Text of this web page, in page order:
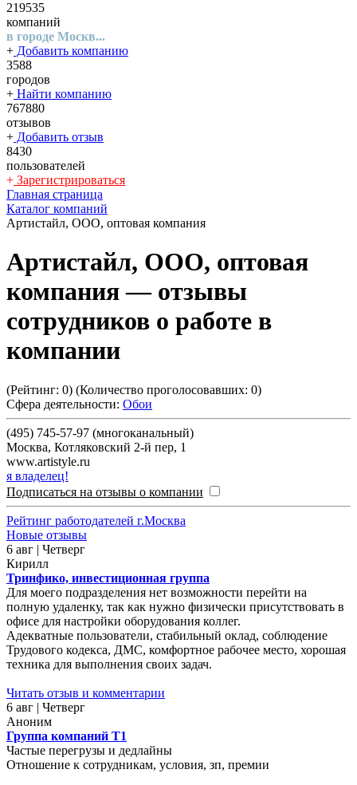
219535
компаний
в городе Москв...
+ Добавить компанию
3588
городов
+ Найти компанию
767880
отзывов
+ Добавить отзыв
8430
пользователей
+ Зарегистрироваться
Главная страница
Каталог компаний
Артистайл, ООО, оптовая компания
Артистайл, ООО, оптовая
компания— отзывы
сотрудников о работе в
компании
(Рейтинг: 0) (Количество проголосовавших: 0)
Сфера деятельности: Обои
(495) 745-57-97 (многоканальный)
Москва, Котляковский 2-й пер, 1
www.artistyle.ru
я владелец!
Подписаться на отзывы о компании
Рейтинг работодателей г.Москва
Новые отзывы
6 авг | Четверг
Кирилл
Тринфико, инвестиционная группа
Для моего подразделения нет возможности перейти на
полную удаленку, так как нужно физически присутствовать в
офисе для настройки оборудования коллег.
Адекватные пользователи, стабильный оклад, соблюдение
Трудового кодекса, ДМС, комфортное рабочее место, хорошая
техника для выполнения своих задач.
Читать отзыв и комментарии
6 авг | Четверг
Аноним
Группа компаний Т1
Частые перегрузы и дедлайны
Отношение к сотрудникам, условия, зп, премии